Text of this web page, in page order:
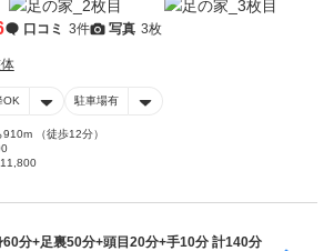
口コミ 3件 写真 3枚
OK 駐車場有
（徒歩12分）
分+足裏50分+頭目20分+手10分 計140分